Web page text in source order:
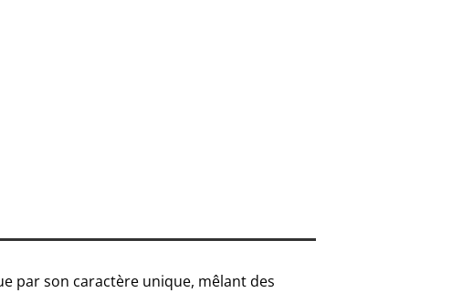
par son caractère unique, mêlant des